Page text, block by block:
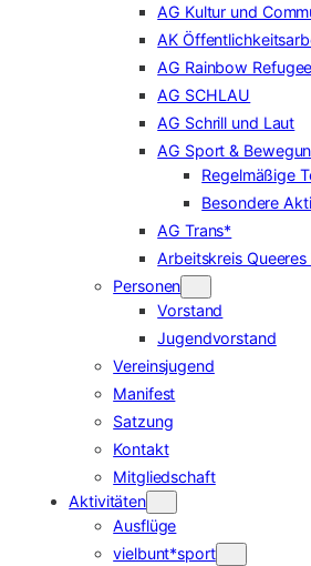
AG Kultur und
AK
AG Rainbow
AG SCHLAU
AG Schrill und Laut
AG Sport &
Regelmäßige
Besondere
AG Trans*
Arbeitskreis
Personen
Vorstand
Jugendvorstand
Vereinsjugend
Manifest
Satzung
Kontakt
Mitgliedschaft
Aktivitäten
Ausflüge
vielbunt*sport